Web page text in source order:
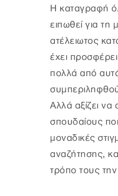
Η καταγραφή
ειπωθεί για τη
ατέλειωτος
έχει
πολλά από
Αλλά αξίζει
σπουδαίους
μοναδικές
αναζήτησης,
τρόπο τους την